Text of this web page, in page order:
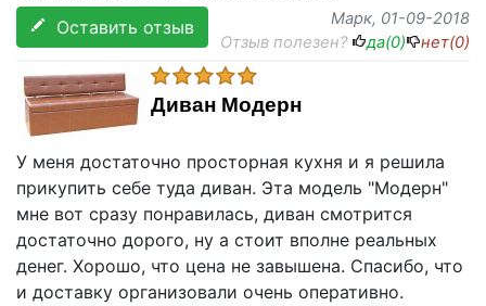
Оставить отзыв
Марк, 01-09-2018
Отзыв полезен?
да(0) нет(0)
Диван Модерн
У меня достаточно просторная кухня и я решила
прикупить себе туда диван. Эта модель "Модерн"
мне вот сразу понравилась, диван смотрится
достаточно дорого, ну а стоит вполне реальных
денег. Хорошо, что цена не завышена. Спасибо, что
и доставку организовали очень оперативно.